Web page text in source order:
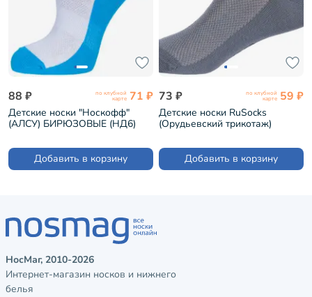
88 ₽ по клубной
карте 71 ₽
Детские носки "Носкофф"
(АЛСУ) БИРЮЗОВЫЕ (НД6)
Добавить в корзину
73 ₽ по клубной
карте 59 ₽
Детские носки RuSocks
(Орудьевский трикотаж)
Добавить в корзину
НосМаг, 2010-2026
Интернет-магазин носков и нижнего
белья